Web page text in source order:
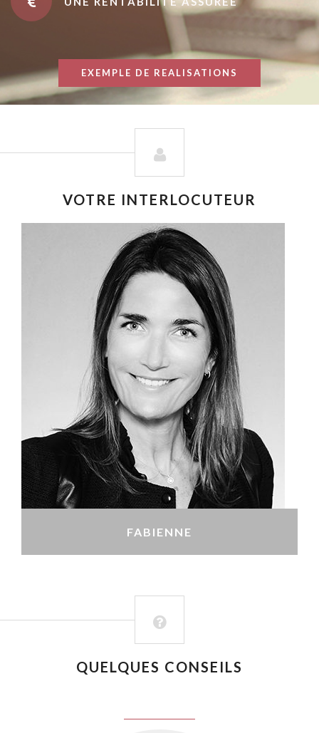
EXEMPLE DE REALISATIONS
VOTRE INTERLOCUTEUR
FABIENNE
QUELQUES CONSEILS